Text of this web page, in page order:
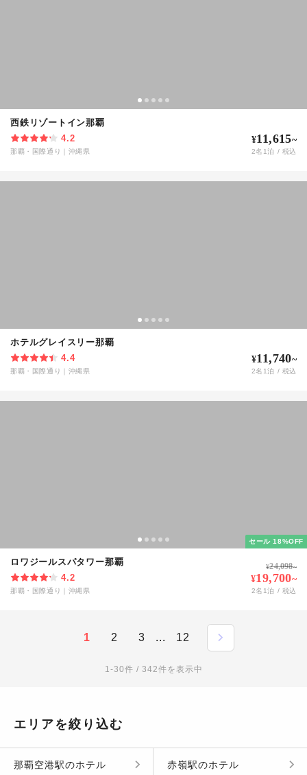
西鉄リゾートイン那覇
4.2
那覇・国際通り 沖縄県
¥11,615~
2名 1泊 / 税込
ホテルグレイスリー那覇
4.4
那覇・国際通り 沖縄県
¥11,740~
2名 1泊 / 税込
セール 18%OFF
ロワジールスパタワー那覇
4.2
那覇・国際通り 沖縄県
¥24,098~
¥19,700~
2名 1泊 / 税込
1 2 3 ... 12
1-30件 / 342件を表示中
エリアを絞り込む
那覇空港駅のホテル 赤嶺駅のホテル